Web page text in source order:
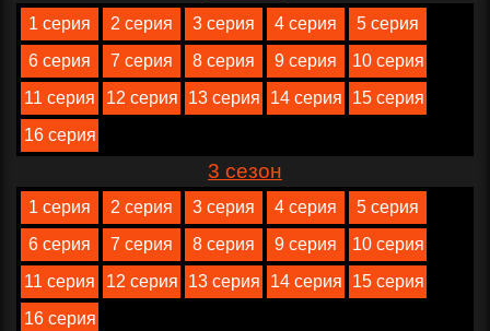
1 серия 2 серия 3 серия 4 серия
5 серия
6 серия
7 серия 8 серия 9 серия
10 серия
11 серия
12 серия 13 серия 14 серия
15 серия
16 серия
3 сезон
1 серия 2 серия 3 серия 4 серия
5 серия
6 серия
7 серия 8 серия 9 серия
10 серия
11 серия
12 серия 13 серия 14 серия
15 серия
16 серия